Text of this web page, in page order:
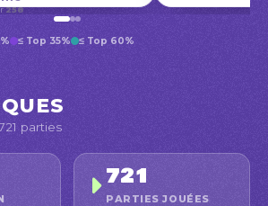
258
≤ Top 35% ≤ Top 60%
parties
721
PARTIES JOUÉES